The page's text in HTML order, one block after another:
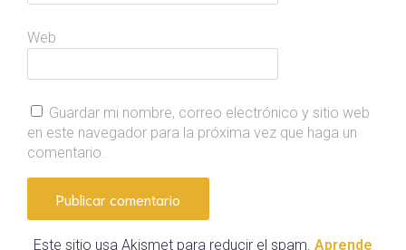
Web
Guardar mi nombre, correo electrónico y sitio web
en este navegador para la próxima vez que haga un
comentario.
Este sitio usa Akismet para reducir el spam. Aprende